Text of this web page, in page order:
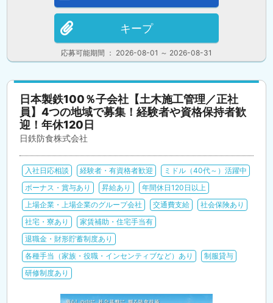
応募可能期間 ： 2026-08-01 ～ 2026-08-31
キープ
日本製鉄100％子会社【土木施工管理／正社
員】4つの地域で募集！経験者や資格保持者歓
迎！年休120日
日鉄防食株式会社
入社日応相談 経験者・有資格者歓迎
ミドル（40代～）活躍中
ボーナス・賞与あり
昇給あり
年間休日120日以上
上場企業・上場企業のグループ会社
交通費支給
社会保険あり
社宅・寮あり
家賃補助・住宅手当有
退職金・財形貯蓄制度あり
各種手当（家族・役職・インセンティブなど）あり
制服貸与
研修制度あり